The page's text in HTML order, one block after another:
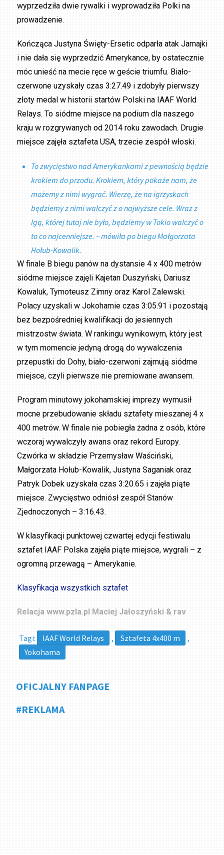
wyprzedziła dwie rywalki i wyprowadziła Polki na
prowadzenie.
Kończąca Justyna Święty-Ersetic odparła atak Jamajki
i nie dała się wyprzedzić Amerykance, by ostatecznie
móc unieść na mecie ręce w geście triumfu. Biało-
czerwone uzyskały czas 3:27.49 i zdobyły pierwszy
złoty medal w historii startów Polski na IAAF World
Relays. To siódme miejsce na podium dla naszego
kraju w rozgrywanych od 2014 roku zawodach. Drugie
miejsce zajęła sztafeta USA, trzecie zespół włoski.
To zwycięstwo nad Amerykankami z pewnością będzie
krokiem do przodu. Krokiem, który pokaże nam, że
możemy z nimi wygrać. Wierzę, że na igrzyskach
będziemy z nimi walczyć z o najwyższe cele. Wraz z
Igą, której tutaj nie było, będziemy w Tokio walczyć o
to co najcenniejsze. – mówiła po biegu Małgorzata
Hołub-Kowalik.
W finale B biegu panów na dystansie 4 x 400 metrów
siódme miejsce zajęli Kajetan Duszyński, Dariusz
Kowaluk, Tymoteusz Zimny oraz Karol Zalewski.
Polacy uzyskali w Jokohamie czas 3:05.91 i pozostają
bez bezpośredniej kwalifikacji do jesiennych
mistrzostw świata. W rankingu wynikowym, który jest
w tym momencie jedyną drogą do wywalczenia
przepustki do Dohy, biało-czerwoni zajmują siódme
miejsce, czyli pierwsze nie premiowane awansem.
Program minutowy jokohamskiej imprezy wymusił
mocne przebudowanie składu sztafety mieszanej 4 x
400 metrów. W finale nie pobiegła żadna z osób, które
wczoraj wywalczyły awans oraz rekord Europy.
Czwórka w składzie Przemysław Waściński,
Małgorzata Hołub-Kowalik, Justyna Saganiak oraz
Patryk Dobek uzyskała czas 3:20.65 i zajęła piąte
miejsce. Zwycięstwo odniósł zespół Stanów
Zjednoczonych – 3:16.43.
W klasyfikacji punktowej czwartej edycji festiwalu
sztafet IAAF Polska zajęła piąte miejsce, wygrali – z
ogromną przewagą – Amerykanie.
Klasyfikacja wszystkich sztafet
Relacja www.pzla.pl Maciej Jałoszyński & rav
Tagi: IAAF World Relays , Sztafeta 4x400 m
,
Yokohama
OFICJALNY FANPAGE
#REKLAMA